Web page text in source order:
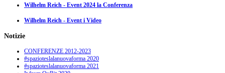
Wilhelm Reich - Event 2024 la Conferenza
Wilhelm Reich - Event i Video
Notizie
CONFERENZE 2012-2023
#spazioteslalanuovaforma 2020
#spazioteslalanuovaforma 2021